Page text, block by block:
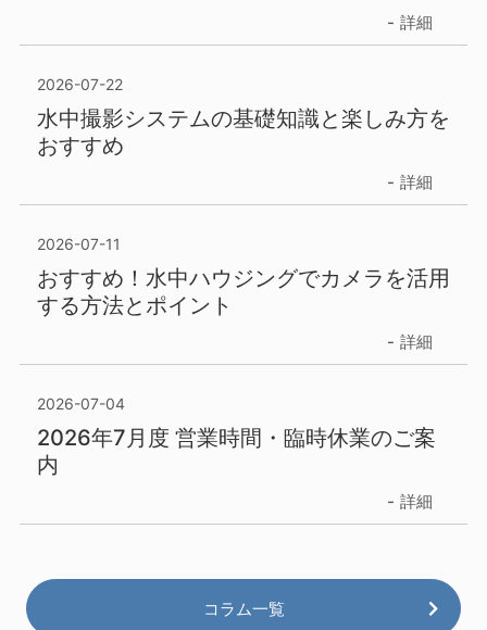
詳細
2026-07-22
水中撮影システムの基礎知識と楽しみ方を
おすすめ
詳細
2026-07-11
おすすめ！水中ハウジングでカメラを活用
する方法とポイント
詳細
2026-07-04
2026年7月度 営業時間・臨時休業のご案
内
詳細
コラム一覧